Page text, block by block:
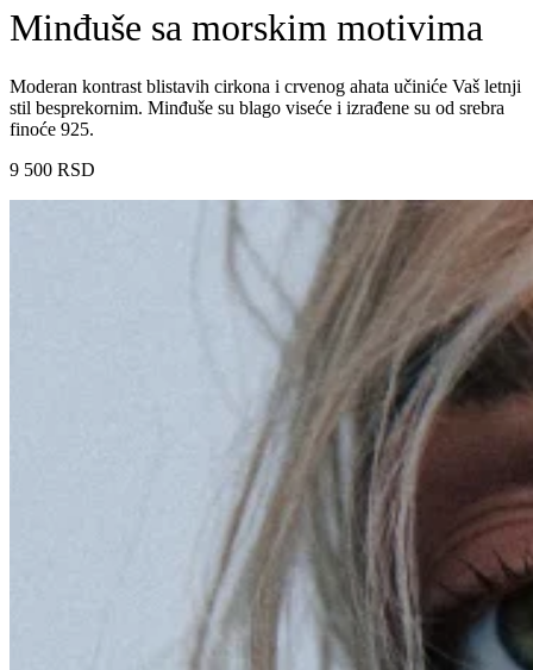
Minđuše sa morskim motivima
Moderan kontrast blistavih cirkona i crvenog ahata učiniće Vaš letnji
stil besprekornim. Minđuše su blago viseće i izrađene su od srebra
finoće 925.
9 500 RSD